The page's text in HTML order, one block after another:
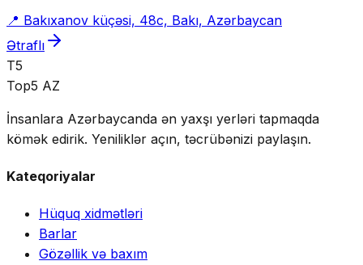
📍 Bakıxanov küçəsi, 48c, Bakı, Azərbaycan
Ətraflı
T5
Top5 AZ
İnsanlara Azərbaycanda ən yaxşı yerləri tapmaqda
kömək edirik. Yeniliklər açın, təcrübənizi paylaşın.
Kateqoriyalar
Hüquq xidmətləri
Barlar
Gözəllik və baxım